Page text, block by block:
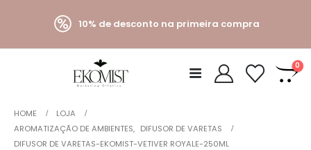
10% de desconto na primeira compra
0
HOME
LOJA
AROMATIZAÇÃO DE AMBIENTES, DIFUSOR DE VARETAS
DIFUSOR DE VARETAS-EKOMIST-VETIVER ROYALE-250ML